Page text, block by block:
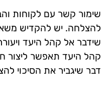
שימור קשר עם לקוחות
להצלחה. יש להקדיש
שידבר אל קהל היעד
קהל היעד תאפשר ליצור
דבר שיגביר את הסיכוי